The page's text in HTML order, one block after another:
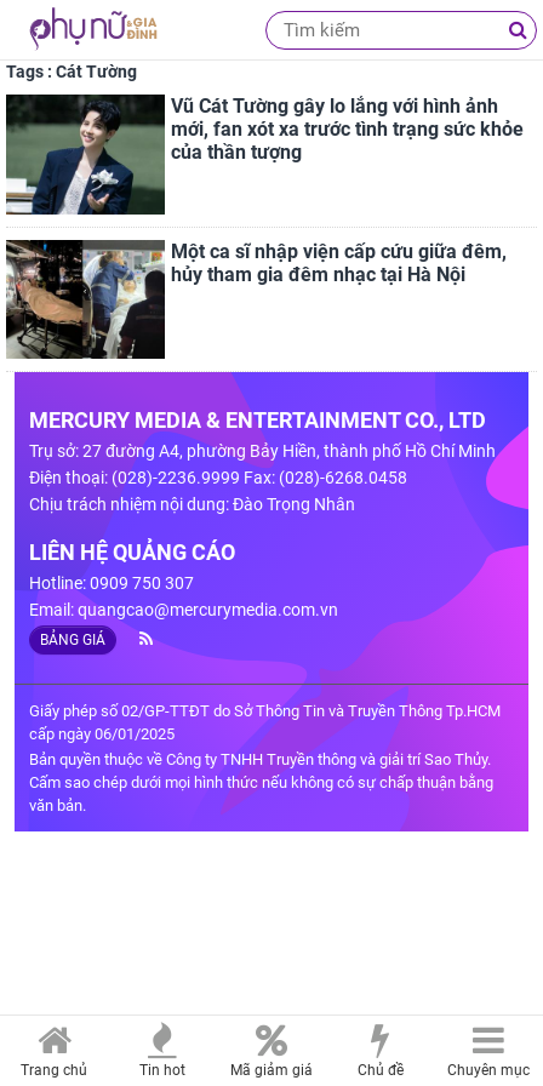
Tags : Cát Tường
Vũ Cát Tường gây lo lắng với hình ảnh
mới, fan xót xa trước tình trạng sức khỏe
của thần tượng
Một ca sĩ nhập viện cấp cứu giữa đêm,
hủy tham gia đêm nhạc tại Hà Nội
MERCURY MEDIA & ENTERTAINMENT CO., LTD
Trụ sở: 27 đường A4, phường Bảy Hiền, thành phố Hồ Chí Minh
Điện thoại: (028)-2236.9999 Fax: (028)-6268.0458
Chịu trách nhiệm nội dung: Đào Trọng Nhân
LIÊN HỆ QUẢNG CÁO
Hotline: 0909 750 307
Email:quangcao@mercurymedia.com.vn
BẢNG GIÁ
Giấy phép số 02/GP-TTĐT do Sở Thông Tin và Truyền Thông Tp.HCM
cấp ngày 06/01/2025
Bản quyền thuộc về Công ty TNHH Truyền thông và giải trí Sao Thủy.
Cấm sao chép dưới mọi hình thức nếu không có sự chấp thuận bằng
văn bản.
Trang chủ Tin hot Mã giảm giá Chủ đề Chuyên mục